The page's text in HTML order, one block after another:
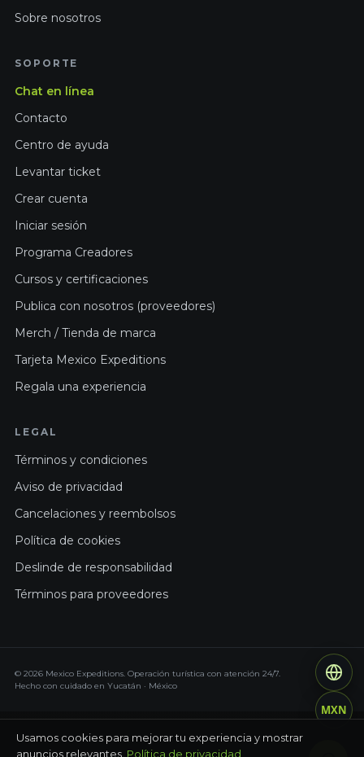
Sobre nosotros
SOPORTE
Chat en línea
Contacto
Centro de ayuda
Levantar ticket
Crear cuenta
Iniciar sesión
Programa Creadores
Cursos y certificaciones
Publica con nosotros (proveedores)
Merch / Tienda de marca
Tarjeta Mexico Expeditions
Regala una experiencia
LEGAL
Términos y condiciones
Aviso de privacidad
Cancelaciones y reembolsos
Política de cookies
Deslinde de responsabilidad
Términos para proveedores
© 2026 Mexico Expeditions. Operación turística con atención 24/7.
Hecho con cuidado en Yucatán · México
Usamos cookies para mejorar tu experiencia y mostrar
anuncios relevantes. Política de privacidad
MXN